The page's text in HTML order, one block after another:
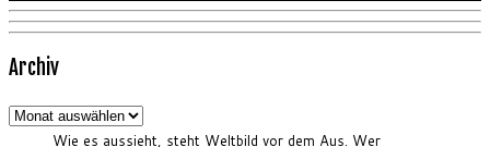
Wie es aussieht, steht Weltbild vor dem Aus. Wer
Archiv
Archiv